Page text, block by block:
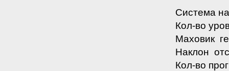
Система
Кол-во
Маховик
Наклон
Кол-во